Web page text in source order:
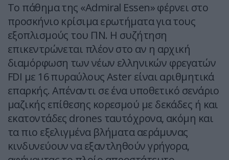
Το πάθημα της «Admiral Essen» φέρνει στο
προσκήνιο κρίσιμα ερωτήματα για τους
εξοπλισμούς του ΠΝ. Η συζήτηση
επικεντρώνεται πλέον στο αν η αρχική
διαμόρφωση των νέων ελληνικών φρεγατών
FDI με 16 πυραύλους Aster είναι αριθμητικά
επαρκής. Απέναντι σε ένα υποθετικό σενάριο
μαζικής επίθεσης κορεσμού με δεκάδες ή και
εκατοντάδες drones ταυτόχρονα, ακόμη και
τα πιο εξελιγμένα βλήματα αεράμυνας
κινδυνεύουν να εξαντληθούν γρήγορα,